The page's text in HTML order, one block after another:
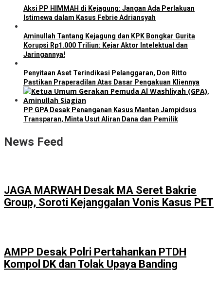
Aksi PP HIMMAH di Kejagung: Jangan Ada Perlakuan
Istimewa dalam Kasus Febrie Adriansyah
Aminullah Tantang Kejagung dan KPK Bongkar Gurita
Korupsi Rp1.000 Triliun: Kejar Aktor Intelektual dan
Jaringannya!
Penyitaan Aset Terindikasi Pelanggaran, Don Ritto
Pastikan Praperadilan Atas Dasar Pengakuan Kliennya
PP GPA Desak Penanganan Kasus Mantan Jampidsus
Transparan, Minta Usut Aliran Dana dan Pemilik
News Feed
JAGA MARWAH Desak MA Seret Bakrie
Group, Soroti Kejanggalan Vonis Kasus PET
AMPP Desak Polri Pertahankan PTDH
Kompol DK dan Tolak Upaya Banding